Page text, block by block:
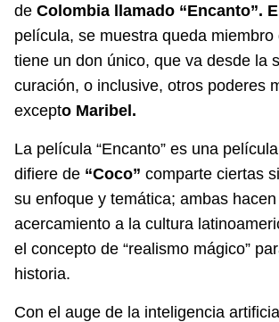
de Colombia llamado “Encanto”. E
película, se muestra queda miembro
tiene un don único, que va desde la
curación, o inclusive, otros poderes
excepto Maribel.
La película “Encanto” es una
difiere de “Coco” comparte ciertas
su enfoque y temática; ambas hacen
acercamiento a la cultura
el concepto de “realismo mágico”
historia.
Con el auge de la inteligencia